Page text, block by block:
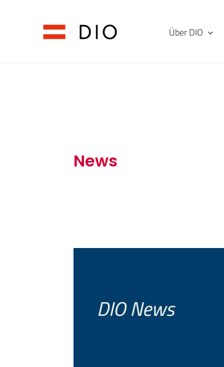
Über DIO
News
Fußball